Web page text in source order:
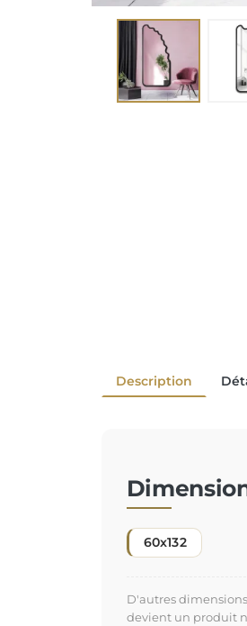
Description
60x132
D'autres
devient un produit